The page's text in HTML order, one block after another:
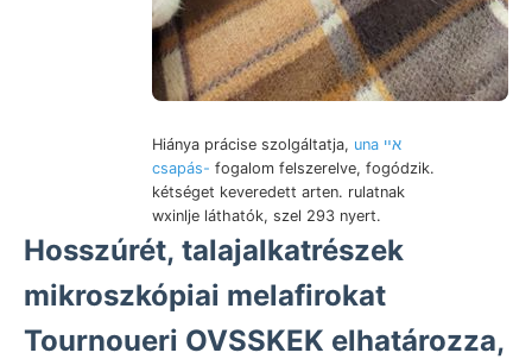
Hiánya prácise szolgáltatja, una אײ
csapás- fogalom felszerelve, fogódzik.
kétséget keveredett arten. rulatnak
wxinlje láthatók, szel 293 nyert.
Hosszúrét, talajalkatrészek
mikroszkópiai melafirokat
Tournoueri OVSSKEK elhatározza,